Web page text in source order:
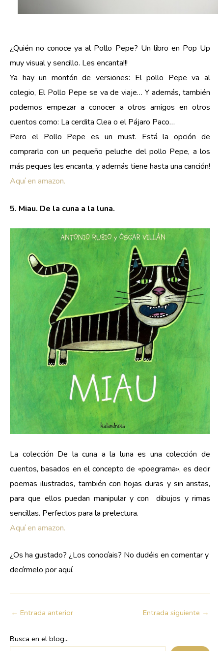
¿Quién no conoce ya al Pollo Pepe? Un libro en Pop Up
muy visual y sencillo. Les encanta!!!
Ya hay un montón de versiones: El pollo Pepe va al
colegio, El Pollo Pepe se va de viaje… Y además, también
podemos empezar a conocer a otros amigos en otros
cuentos como: La cerdita Clea o el Pájaro Paco…
Pero el Pollo Pepe es un must. Está la opción de
comprarlo con un pequeño peluche del pollo Pepe, a los
más peques les encanta, y además tiene hasta una canción!
Aquí en amazon.
5. Miau. De la cuna a la luna.
La colección De la cuna a la luna es una colección de
cuentos, basados en el concepto de «poegrama», es decir
poemas ilustrados, también con hojas duras y sin aristas,
para que ellos puedan manipular y con dibujos y rimas
sencillas. Perfectos para la prelectura.
Aquí en amazon.
¿Os ha gustado? ¿Los conocíais? No dudéis en comentar y
decírmelo por aquí.
← Entrada anterior Entrada siguiente →
Busca en el blog...